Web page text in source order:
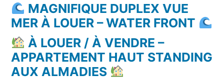
MAGNIFIQUE DUPLEX VUE
MER À LOUER – WATER FRONT
À LOUER / À VENDRE –
APPARTEMENT HAUT STANDING
AUX ALMADIES